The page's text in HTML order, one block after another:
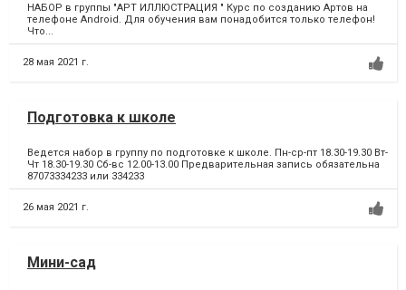
НАБОР в группы "АРТ ИЛЛЮСТРАЦИЯ " Курс по созданию Артов на
телефоне Android. Для обучения вам понадобится только телефон!
Что...
28 мая 2021 г.
Подготовка к школе
Ведется набор в группу по подготовке к школе. Пн-ср-пт 18.30-19.30 Вт-
Чт 18.30-19.30 Сб-вс 12.00-13.00 Предварительная запись обязательна
87073334233 или 334233
26 мая 2021 г.
Мини-сад